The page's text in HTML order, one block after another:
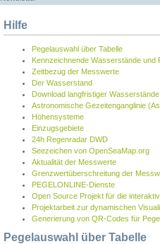
Hilfe
Pegelauswahl über Tabelle
Kennzeichnende Wasserstände und
Zeitbezug der Messwerte
Der Wasserstand
Download langfristiger
Astronomische Gezeitenganglinie
Höhensysteme
Einzugsgebiete
24h Regenradar DWD
Seezeichen von OpenSeaMap.org
Aktualität der Messwerte
Grenzwertüberschreitung der
PEGELONLINE-Dienste
Open Source Projekt für die
Projektarbeit zur dynamischen
Generierung von QR-Codes für
Pegelauswahl über Tabelle